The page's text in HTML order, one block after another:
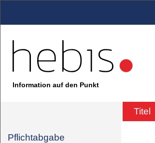
Information auf den Punkt
Titel
Pflichtabgabe